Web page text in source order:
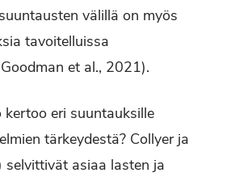
välillä on myös
tavoitelluissa
et al., 2021).
eri suuntauksille
tärkeydestä? Collyer ja
asiaa lasten ja